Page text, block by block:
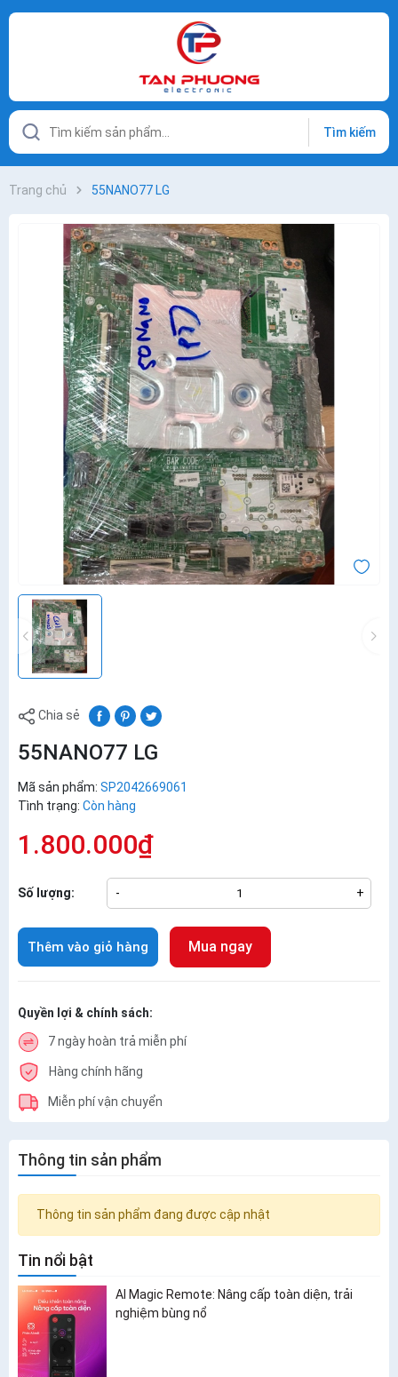
Tìm kiếm
Trang chủ 55NANO77 LG
Chia sẻ
55NANO77 LG
Mã sản phẩm: SP2042669061
Tình trạng: Còn hàng
1.800.000₫
Số lượng: - +
Thêm vào giỏ hàng Mua ngay
Quyền lợi & chính sách:
7 ngày hoàn trả miễn phí
Hàng chính hãng
Miễn phí vận chuyển
Thông tin sản phẩm
Thông tin sản phẩm đang được cập nhật
Tin nổi bật
AI Magic Remote: Nâng cấp toàn diện, trải
nghiệm bùng nổ